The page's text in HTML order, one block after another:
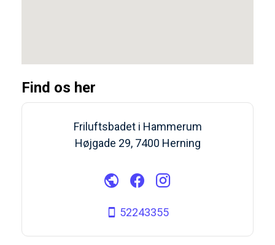
Find os her
Friluftsbadet i Hammerum
Højgade 29, 7400 Herning
52243355